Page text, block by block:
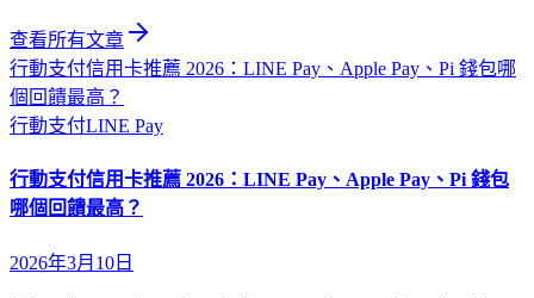
查看所有文章
行動支付信用卡推薦 2026：LINE Pay、Apple Pay、Pi 錢包哪
個回饋最高？
行動支付LINE Pay
行動支付信用卡推薦 2026：LINE Pay、Apple Pay、Pi 錢包
哪個回饋最高？
2026年3月10日